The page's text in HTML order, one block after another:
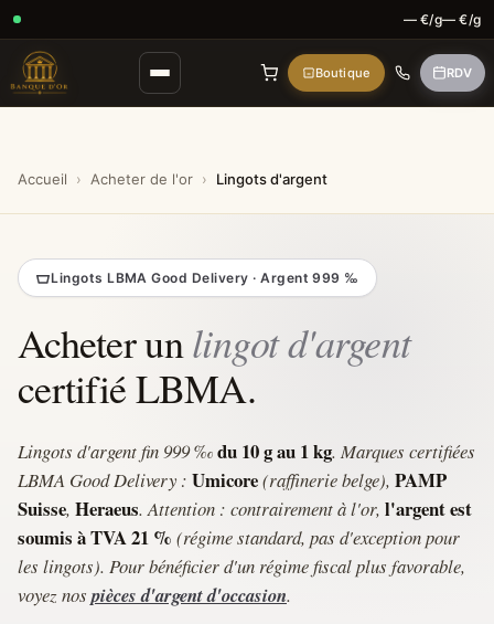
— €/g— €/g
Boutique RDV
Accueil › Acheter de l'or › Lingots d'argent
Lingots LBMA Good Delivery · Argent 999 ‰
Acheter unlingot d'argent
certifié LBMA.
Lingots d'argent fin 999 ‰du 10 g au 1 kg. Marques certifiées
LBMA Good Delivery : Umicore(raffinerie belge), PAMP
Suisse, Heraeus. Attention : contrairement à l'or, l'argent est
soumis à TVA 21 % (régime standard, pas d'exception pour
les lingots). Pour bénéficier d'un régime fiscal plus favorable,
voyez nospièces d'argent d'occasion.